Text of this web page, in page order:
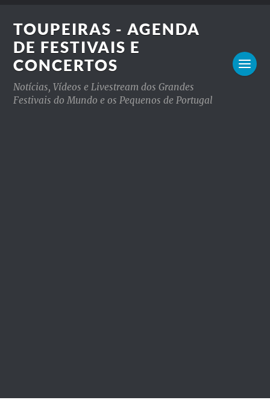
TOUPEIRAS - AGENDA
DE FESTIVAIS E
CONCERTOS
Notícias, Vídeos e Livestream dos Grandes
Festivais do Mundo e os Pequenos de Portugal